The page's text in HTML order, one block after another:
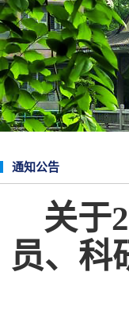
通知公告
关于
员、科